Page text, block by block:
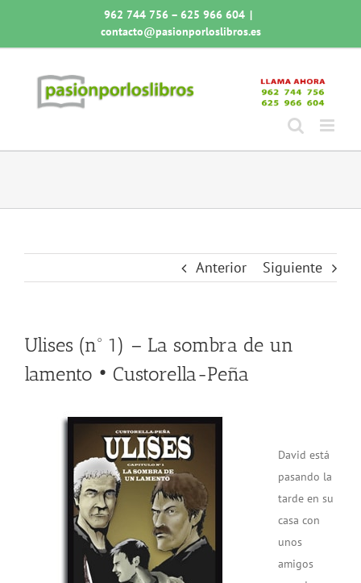
contenido
962 744 756 – 625 966 604 |
contacto@pasionporloslibros.es
Anterior Siguiente
Ulises (nº 1) – La sombra de un
lamento • Custorella-Peña
David está
pasando la
tarde en su
casa con
unos
amigos